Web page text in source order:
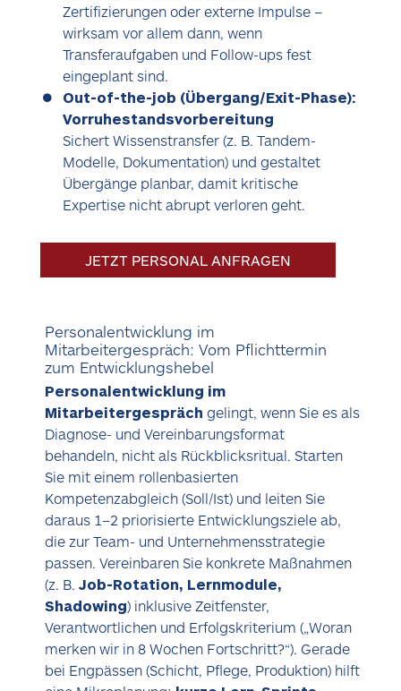
Zertifizierungen oder externe Impulse –
wirksam vor allem dann, wenn
Transferaufgaben und Follow-ups fest
eingeplant sind.
Out-of-the-job (Übergang/Exit-Phase):
Vorruhestandsvorbereitung
Sichert Wissenstransfer (z. B. Tandem-
Modelle, Dokumentation) und gestaltet
Übergänge planbar, damit kritische
Expertise nicht abrupt verloren geht.
JETZT PERSONAL ANFRAGEN
Personalentwicklung im
Mitarbeitergespräch: Vom Pflichttermin
zum Entwicklungshebel
Personalentwicklung im
Mitarbeitergespräch gelingt, wenn Sie es als
Diagnose- und Vereinbarungsformat
behandeln, nicht als Rückblicksritual. Starten
Sie mit einem rollenbasierten
Kompetenzabgleich (Soll/Ist) und leiten Sie
daraus 1–2 priorisierte Entwicklungsziele ab,
die zur Team- und Unternehmensstrategie
passen. Vereinbaren Sie konkrete Maßnahmen
(z. B. Job-Rotation, Lernmodule,
Shadowing) inklusive Zeitfenster,
Verantwortlichen und Erfolgskriterium („Woran
merken wir in 8 Wochen Fortschritt?“). Gerade
bei Engpässen (Schicht, Pflege, Produktion) hilft